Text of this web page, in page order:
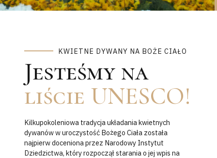
KWIETNE DYWANY NA BOŻE CIAŁO
Jesteśmy na
liście UNESCO!
Kilkupokoleniowa tradycja układania kwietnych
dywanów w uroczystość Bożego Ciała została
najpierw doceniona przez Narodowy Instytut
Dziedzictwa, który rozpoczął starania o jej wpis na